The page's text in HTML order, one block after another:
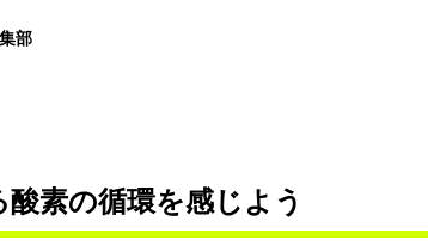
部
素の循環を感じよう